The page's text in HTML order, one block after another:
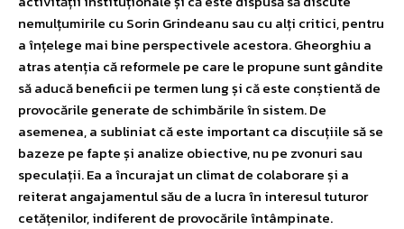
nemulțumirile cu Sorin Grindeanu sau cu alți critici, pentru
a înțelege mai bine perspectivele acestora. Gheorghiu a
atras atenția că reformele pe care le propune sunt gândite
să aducă beneficii pe termen lung și că este conștientă de
provocările generate de schimbările în sistem. De
asemenea, a subliniat că este important ca discuțiile să se
bazeze pe fapte și analize obiective, nu pe zvonuri sau
speculații. Ea a încurajat un climat de colaborare și a
reiterat angajamentul său de a lucra în interesul tuturor
cetățenilor, indiferent de provocările întâmpinate.